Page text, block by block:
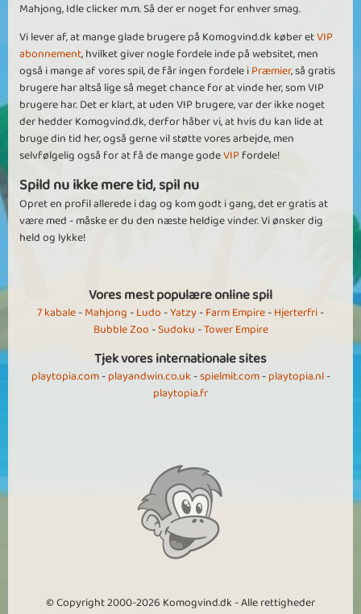
Mahjong, Idle clicker m.m. Så der er noget for enhver smag.
Vi lever af, at mange glade brugere på Komogvind.dk køber etVIP
abonnement, hvilket giver nogle fordele inde på websitet, men
også i mange af vores spil, de får ingen fordele iPræmier, så gratis
brugere har altså lige så meget chance for at vinde her, som VIP
brugere har. Det er klart, at uden VIP brugere, var der ikke noget
der hedder Komogvind.dk, derfor håber vi, at hvis du kan lide at
bruge din tid her, også gerne vil støtte vores arbejde, men
selvfølgelig også for at få de mange godeVIPfordele!
Spild nu ikke mere tid, spil nu
Opret en profil allerede i dag og kom godt i gang, det er gratis at
være med - måske er du den næste heldige vinder. Vi ønsker dig
held og lykke!
Vores mest populære online spil
7 kabale-Mahjong-Ludo-Yatzy-Farm Empire-Hjerterfri-
Bubble Zoo-Sudoku-Tower Empire
Tjek vores internationale sites
playtopia.com-playandwin.co.uk-spielmit.com-playtopia.nl-
playtopia.fr
© Copyright 2000-2026 Komogvind.dk - Alle rettigheder